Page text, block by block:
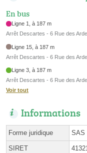
En bus
Ligne 1, à 187 m
Arrêt Descartes - 6 Rue des
Ligne 15, à 187 m
Arrêt Descartes - 6 Rue des
Ligne 3, à 187 m
Arrêt Descartes - 6 Rue des
Voir tout
Informations
Forme juridique SAS
SIRET